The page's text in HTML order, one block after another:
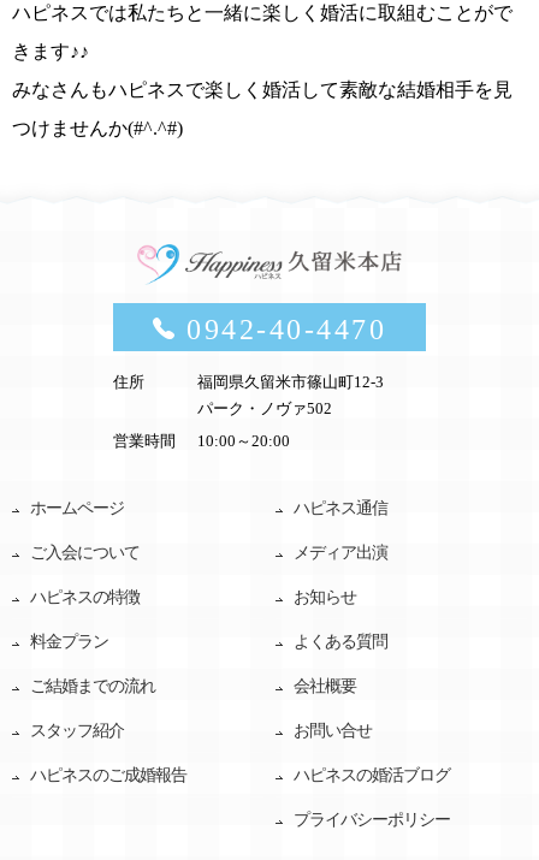
ハピネスでは私たちと一緒に楽しく婚活に取組むことがで
きます♪♪
みなさんもハピネスで楽しく婚活して素敵な結婚相手を見
つけませんか(#^.^#)
0942-40-4470
住所
福岡県久留米市篠山町12-3
パーク・ノヴァ502
営業時間
10:00～20:00
ホームページ
ご入会について
ハピネスの特徴
料金プラン
ご結婚までの流れ
スタッフ紹介
ハピネスのご成婚報告
ハピネス通信
メディア出演
お知らせ
よくある質問
会社概要
お問い合せ
ハピネスの婚活ブログ
プライバシーポリシー